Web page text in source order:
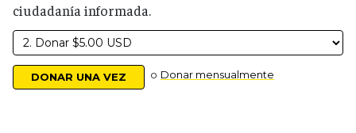
ciudadanía informada.
o Donar mensualmente